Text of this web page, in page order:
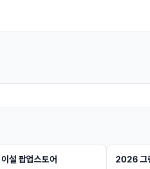
이설 팝업스토어 2026 그